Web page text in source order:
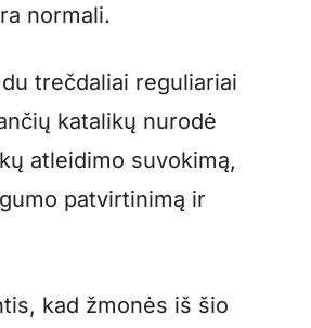
normali.
trečdaliai reguliariai
katalikų nurodė
atleidimo suvokimą,
patvirtinimą ir
kad žmonės iš šio